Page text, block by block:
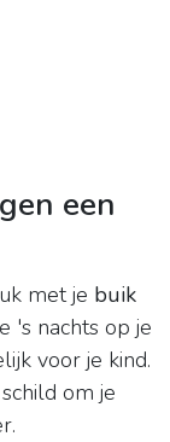
een
met je buik
's nachts op je
voor je kind.
om je